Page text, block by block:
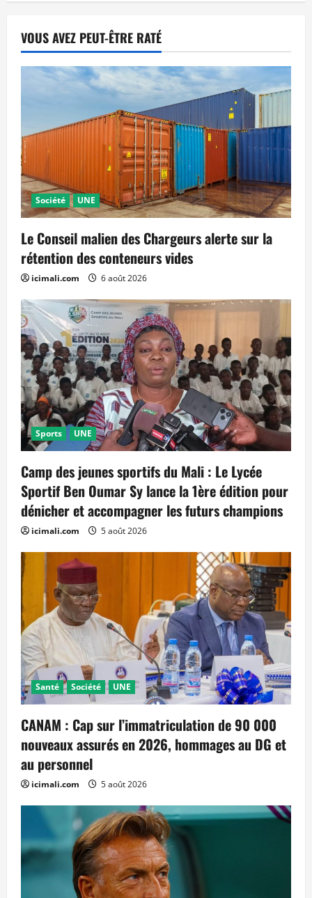
VOUS AVEZ PEUT-ÊTRE RATÉ
Société UNE
Le Conseil malien des Chargeurs alerte sur la
rétention des conteneurs vides
icimali.com 6 août 2026
Sports UNE
Camp des jeunes sportifs du Mali : Le Lycée
Sportif Ben Oumar Sy lance la 1ère édition pour
dénicher et accompagner les futurs champions
icimali.com 5 août 2026
Santé Société UNE
CANAM : Cap sur l’immatriculation de 90 000
nouveaux assurés en 2026, hommages au DG et
au personnel
icimali.com 5 août 2026